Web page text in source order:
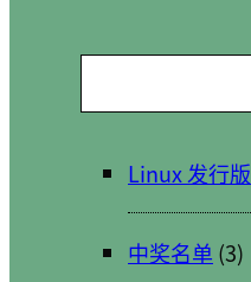
索
Linux 发行版
中奖名单 (3)